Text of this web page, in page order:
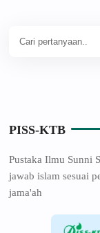
PISS-KTB
Pustaka Ilmu Sunni
jawab islam sesuai
jama'ah